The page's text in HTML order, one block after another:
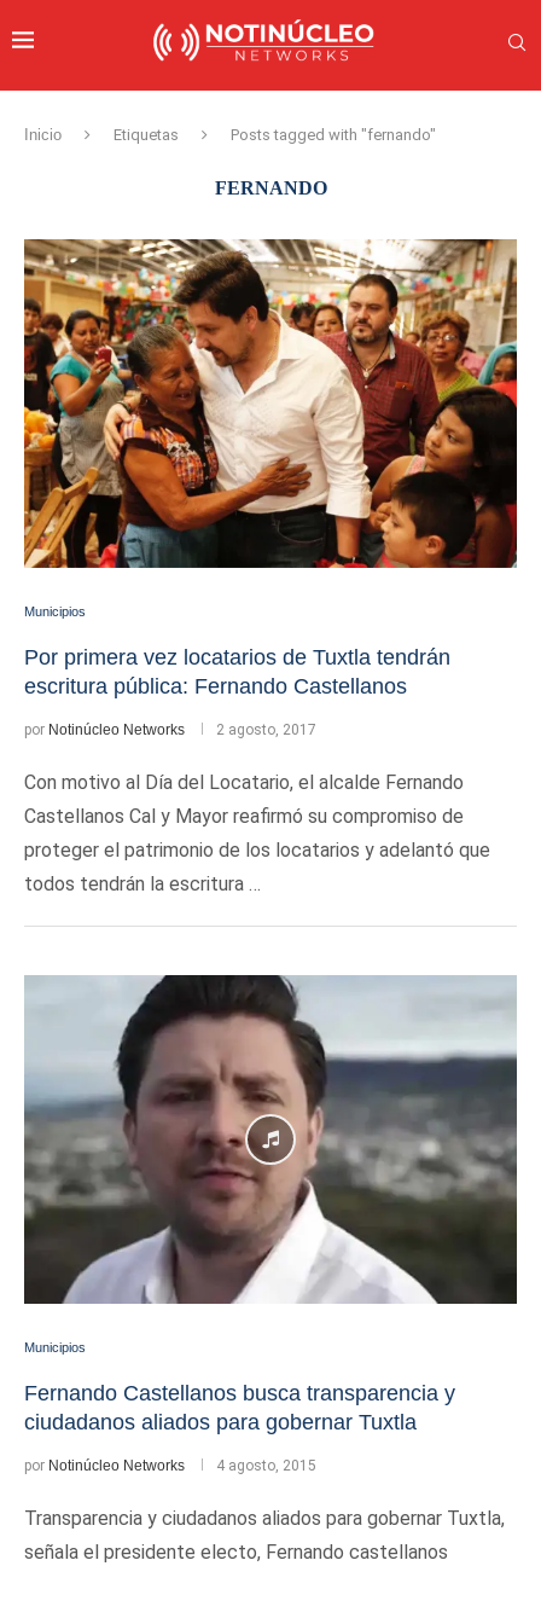
Inicio Etiquetas Posts tagged with "fernando"
FERNANDO
Municipios
Por primera vez locatarios de Tuxtla tendrán
escritura pública: Fernando Castellanos
por Notinúcleo Networks 2 agosto, 2017
Con motivo al Día del Locatario, el alcalde Fernando
Castellanos Cal y Mayor reafirmó su compromiso de
proteger el patrimonio de los locatarios y adelantó que
todos tendrán la escritura …
Municipios
Fernando Castellanos busca transparencia y
ciudadanos aliados para gobernar Tuxtla
por Notinúcleo Networks 4 agosto, 2015
Transparencia y ciudadanos aliados para gobernar Tuxtla,
señala el presidente electo, Fernando castellanos